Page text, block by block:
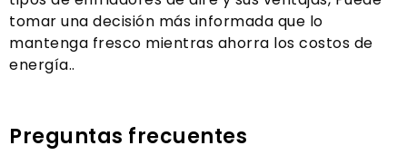
tomar una decisión más informada que lo
mantenga fresco mientras ahorra los costos de
energía..
Preguntas frecuentes